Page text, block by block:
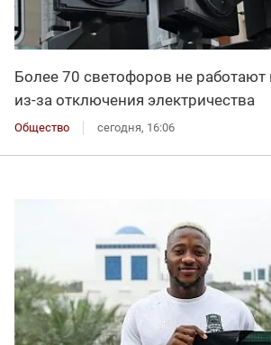
Более 70 светофоров не работают
из-за отключения электричества
Общество сегодня, 16:06